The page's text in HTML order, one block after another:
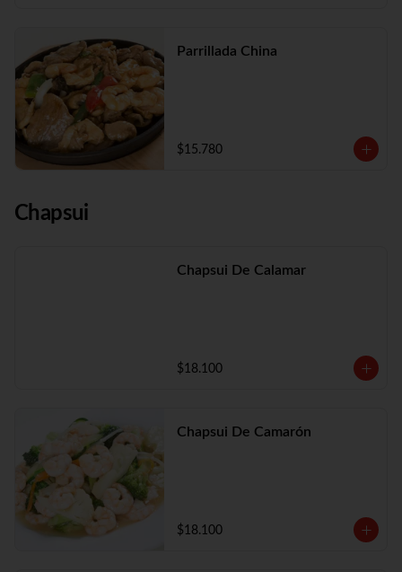
Parrillada China
$15.780
Chapsui
Chapsui De Calamar
$18.100
Chapsui De Camarón
$18.100